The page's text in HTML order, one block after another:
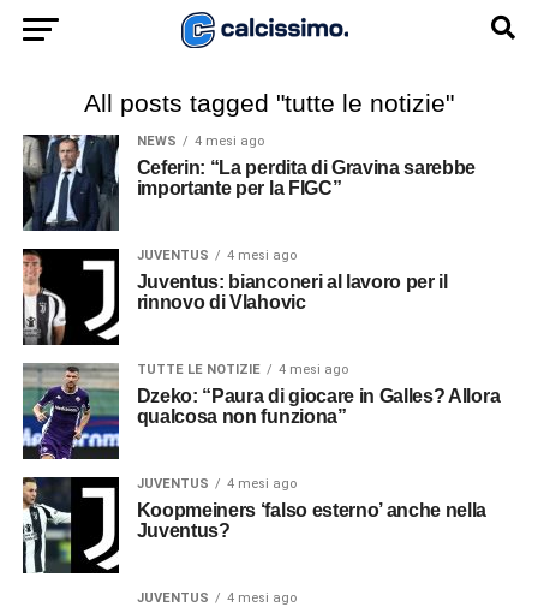
All posts tagged "tutte le notizie"
NEWS 4 mesi ago
Ceferin: “La perdita di Gravina sarebbe
importante per la FIGC”
JUVENTUS 4 mesi ago
Juventus: bianconeri al lavoro per il
rinnovo di Vlahovic
TUTTE LE NOTIZIE 4 mesi ago
Dzeko: “Paura di giocare in Galles? Allora
qualcosa non funziona”
JUVENTUS 4 mesi ago
Koopmeiners ‘falso esterno’ anche nella
Juventus?
JUVENTUS 4 mesi ago